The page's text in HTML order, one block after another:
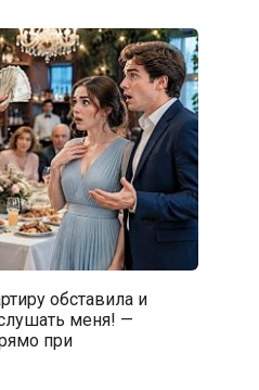
обставила и
меня! —
при